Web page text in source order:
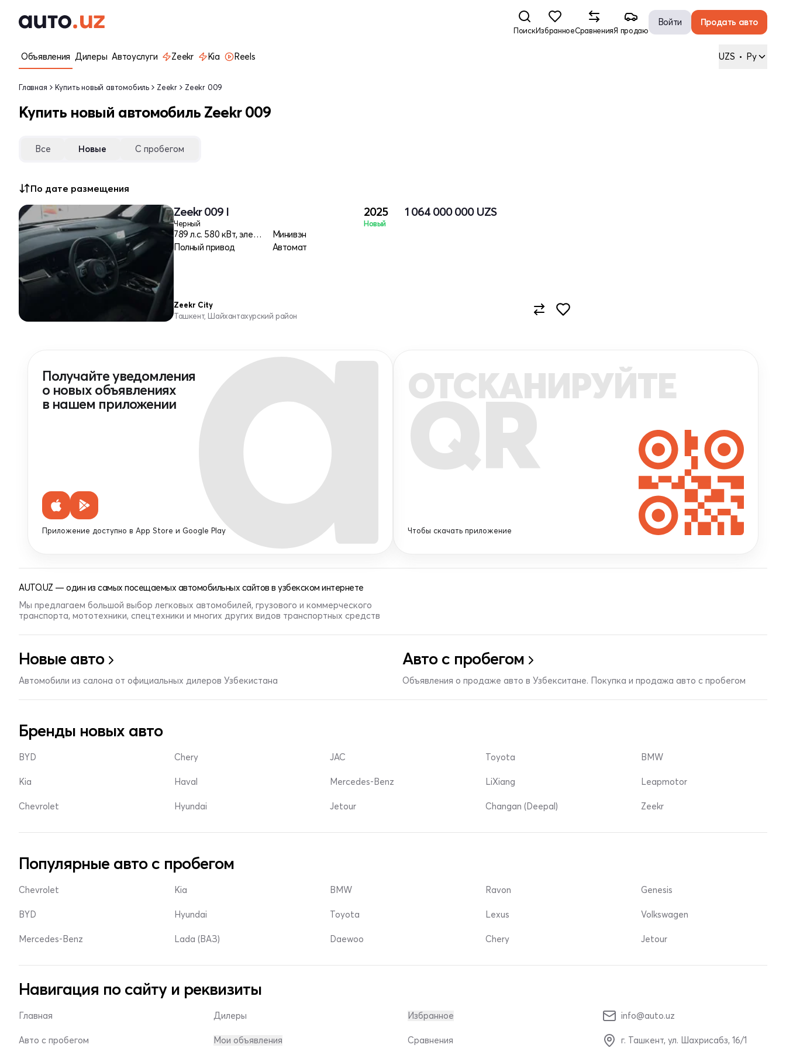
ПоискИзбранноеСравненияЯ продаю
Войти Продать авто
Объявления Дилеры Автоуслуги Zeekr Kia Reels UZS • Ру
Главная Купить новый автомобиль Zeekr Zeekr 009
Купить новый автомобиль Zeekr 009
Все Новые С пробегом
По дате размещения
Zeekr 009 I
Черный
789 л.c. 580 кВт, электро
Минивэн
Полный привод
Автомат
2025
Новый
1 064 000 000 UZS
Zeekr City
Ташкент, Шайхантахурский район
Получайте уведомления
о новых объявлениях
в нашем приложении
Приложение доступно в App Store и Google Play
ОТСКАНИРУЙТЕ
QR
Чтобы скачать приложение
AUTO.UZ — один из самых посещаемых автомобильных сайтов в узбекском интернете
Мы предлагаем большой выбор легковых автомобилей, грузового и коммерческого
транспорта, мототехники, спецтехники и многих других видов транспортных средств
Новые авто
Автомобили из салона от официальных дилеров Узбекистана
Авто с пробегом
Объявления о продаже авто в Узбекситане. Покупка и продажа авто с пробегом
Бренды новых авто
BYD
Kia
Chevrolet
Chery
Haval
Hyundai
JAC
Mercedes-Benz
Jetour
Toyota
LiXiang
Changan (Deepal)
BMW
Leapmotor
Zeekr
Популярные авто с пробегом
Chevrolet
BYD
Mercedes-Benz
Kia
Hyundai
Lada (ВАЗ)
BMW
Toyota
Daewoo
Ravon
Lexus
Chery
Genesis
Volkswagen
Jetour
Навигация по сайту и реквизиты
Главная
Авто с пробегом
Дилеры
Мои объявления
Избранное
Сравнения
info@auto.uz
г. Ташкент, ул. Шахрисабз, 16/1